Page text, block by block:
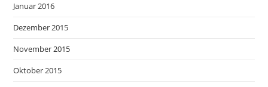
Januar 2016
Dezember 2015
November 2015
Oktober 2015